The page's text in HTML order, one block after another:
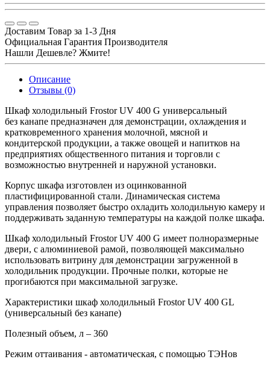
Доставим Товар за 1-3 Дня
Официальная Гарантия Производителя
Нашли Дешевле? Жмите!
Описание
Отзывы (0)
Шкаф холодильный Frostor UV 400 G универсальный
без канапе предназначен для демонстрации, охлаждения и
кратковременного хранения молочной, мясной и
кондитерской продукции, а также овощей и напитков на
предприятиях общественного питания и торговли с
возможностью внутренней и наружной установки.
Корпус шкафа изготовлен из оцинкованной
пластифицированной стали. Динамическая система
управления позволяет быстро охладить холодильную камеру и
поддерживать заданную температуры на каждой полке шкафа.
Шкаф холодильный Frostor UV 400 G имеет полноразмерные
двери, с алюминиевой рамой, позволяющей максимально
использовать витрину для демонстрации загруженной в
холодильник продукции. Прочные полки, которые не
прогибаются при максимальной загрузке.
Характеристики шкаф холодильный Frostor UV 400 GL
(универсальный без канапе)
Полезный объем, л – 360
Режим оттаивания - автоматическая, с помощью ТЭНов